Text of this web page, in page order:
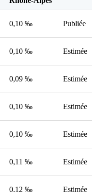
0,10 ‰ Publiée
0,10 ‰ Estimée
0,09 ‰ Estimée
0,10 ‰ Estimée
0,10 ‰ Estimée
0,11 ‰ Estimée
0,12 ‰ Estimée